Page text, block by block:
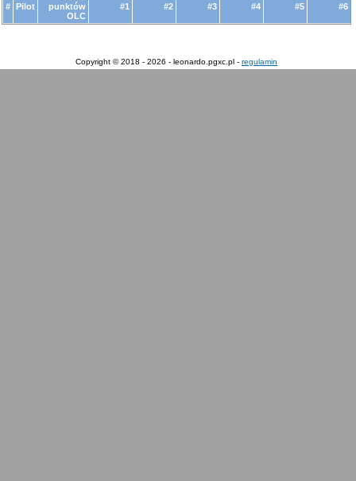
# Pilot
punktów
OLC
#1 #2 #3 #4 #5 #6
Copyright © 2018 - 2026 - leonardo.pgxc.pl - regulamin